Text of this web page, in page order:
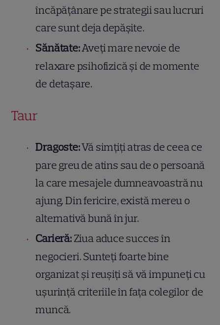
încăpățânare pe strategii sau lucruri
care sunt deja depășite.
Sănătate:Aveți mare nevoie de
relaxare psihofizică și de momente
de detașare.
Taur
Dragoste:Vă simțiți atras de ceea ce
pare greu de atins sau de o persoană
la care mesajele dumneavoastră nu
ajung. Din fericire, există mereu o
alternativă bună în jur.
Carieră:Ziua aduce succes în
negocieri. Sunteți foarte bine
organizat și reușiți să vă impuneți cu
ușurință criteriile în fața colegilor de
muncă.